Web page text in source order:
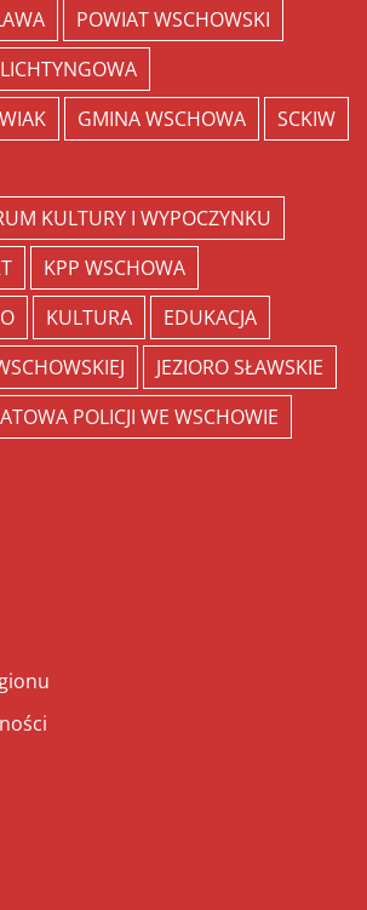
POWIAT WSCHOWSKI
GMINA WSCHOWA
SCKIW
KULTURY I WYPOCZYNKU
KPP WSCHOWA
KULTURA
EDUKACJA
JEZIORO SŁAWSKIE
POLICJI WE WSCHOWIE